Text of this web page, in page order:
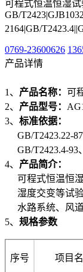
可程式恒温恒湿
GB/
2164|GB/
0769-23600626
产品详情
1、 产品名称： 可
2、 产品型号：
3、 标准依据：
GB/T2423.22-
GB/T2423.4-93
4、 产品简介：
可程式恒温恒
湿度交变等试
水路系统、风
5、 规格参数
序号 项目